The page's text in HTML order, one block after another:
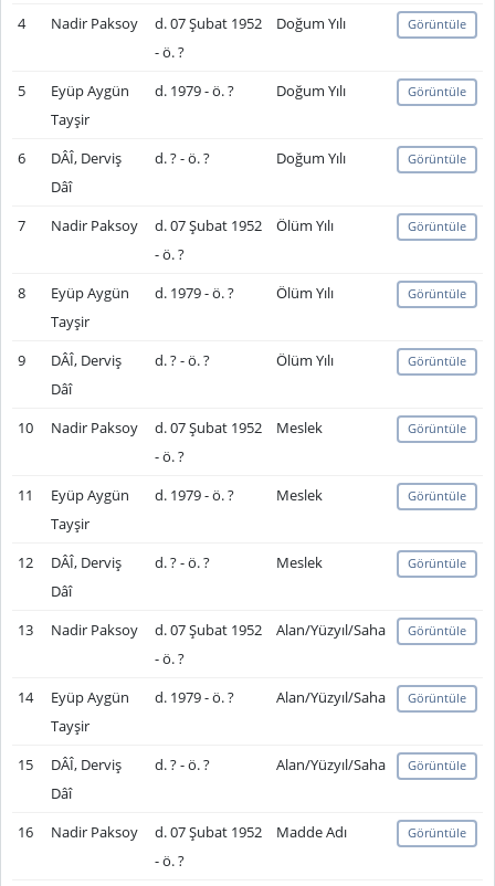
4 Nadir Paksoy
d. 07 Şubat 1952
- ö. ?
Doğum Yılı Görüntüle
5
Eyüp Aygün
Tayşir
d. 1979 - ö. ? Doğum Yılı Görüntüle
6
DÂÎ, Derviş
Dâî
d. ? - ö. ? Doğum Yılı Görüntüle
7 Nadir Paksoy
d. 07 Şubat 1952
- ö. ?
Ölüm Yılı Görüntüle
8
Eyüp Aygün
Tayşir
d. 1979 - ö. ? Ölüm Yılı Görüntüle
9
DÂÎ, Derviş
Dâî
d. ? - ö. ? Ölüm Yılı Görüntüle
10 Nadir Paksoy
d. 07 Şubat 1952
- ö. ?
Meslek Görüntüle
11
Eyüp Aygün
Tayşir
d. 1979 - ö. ? Meslek Görüntüle
12
DÂÎ, Derviş
Dâî
d. ? - ö. ? Meslek Görüntüle
13 Nadir Paksoy
d. 07 Şubat 1952
- ö. ?
Alan/Yüzyıl/Saha Görüntüle
14
Eyüp Aygün
Tayşir
d. 1979 - ö. ? Alan/Yüzyıl/Saha Görüntüle
15
DÂÎ, Derviş
Dâî
d. ? - ö. ? Alan/Yüzyıl/Saha Görüntüle
16 Nadir Paksoy
d. 07 Şubat 1952
- ö. ?
Madde Adı Görüntüle